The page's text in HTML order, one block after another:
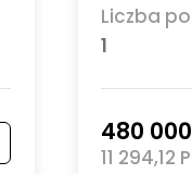
Liczba
1
480
11 294,12